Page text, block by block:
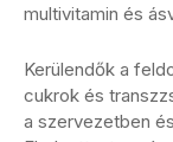
multivitamin és
Kerülendők a
cukrok és
a szervezetben